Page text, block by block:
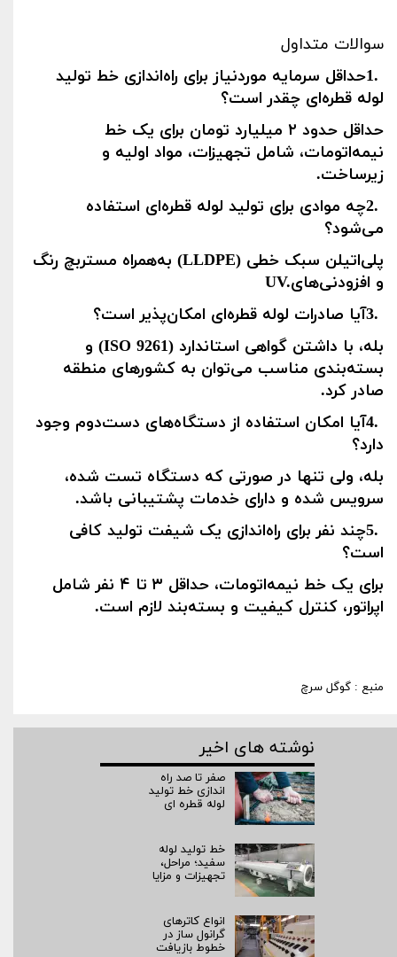
سوالات متداول
1.حداقل سرمایه موردنیاز برای راه‌اندازی خط تولید
لوله قطره‌ای چقدر است؟
حداقل حدود ۲ میلیارد تومان برای یک خط
نیمه‌اتومات، شامل تجهیزات، مواد اولیه و
زیرساخت.
2.چه موادی برای تولید لوله قطره‌ای استفاده
می‌شود؟
پلی‌اتیلن سبک خطی (LLDPE) به‌همراه مستربچ رنگ
و افزودنی‌هایUV.
3.آیا صادرات لوله قطره‌ای امکان‌پذیر است؟
بله، با داشتن گواهی استاندارد (ISO 9261) و
بسته‌بندی مناسب می‌توان به کشورهای منطقه
صادر کرد.
4.آیا امکان استفاده از دستگاه‌های دست‌دوم وجود
دارد؟
بله، ولی تنها در صورتی که دستگاه تست شده،
سرویس شده و دارای خدمات پشتیبانی باشد.
5.چند نفر برای راه‌اندازی یک شیفت تولید کافی
است؟
برای یک خط نیمه‌اتومات، حداقل ۳ تا ۴ نفر شامل
اپراتور، کنترل کیفیت و بسته‌بند لازم است.
منبع : گوگل سرچ
نوشته های اخیر
صفر تا صد راه‌
اندازی خط تولید
لوله قطره ای
خط تولید لوله
سفید؛ مراحل،
تجهیزات و مزایا
انواع کاترهای
گرانول ساز در
خطوط بازیافت